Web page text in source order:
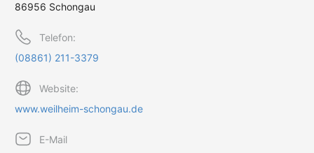
86956 Schongau
Telefon:
(08861) 211-3379
Website:
www.weilheim-schongau.de
E-Mail